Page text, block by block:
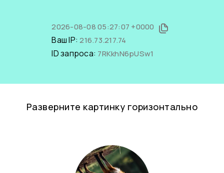
2026-08-08 05:27:07 +0000
Ваш IP:216.73.217.74
ID запроса: 7RKkhN6pUSw1
Разверните картинку горизонтально